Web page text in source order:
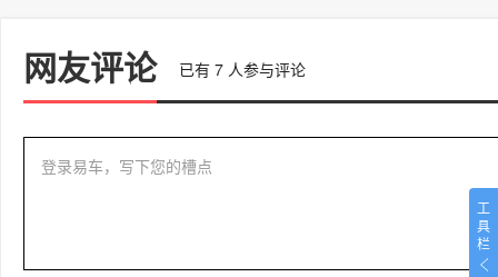
工
具
栏
网友评论 已有 7 人参与评论
登录易车，写下您的槽点